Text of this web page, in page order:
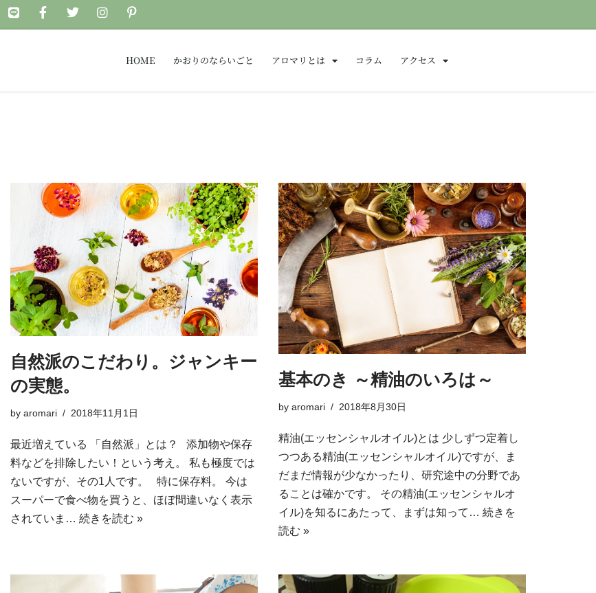
HOME かおりのならいごと アロマリとは コラム アクセス
自然派のこだわり。ジャンキー
の実態。
by aromari 2018年11月1日
最近増えている 「自然派」とは？ 添加物や保存
料などを排除したい！という考え。 私も極度では
ないですが、その1人です。 特に保存料。 今は
スーパーで食べ物を買うと、ほぼ間違いなく表示
されていま… 続きを読む »
基本のき ～精油のいろは～
by aromari 2018年8月30日
精油(エッセンシャルオイル)とは 少しずつ定着し
つつある精油(エッセンシャルオイル)ですが、ま
だまだ情報が少なかったり、研究途中の分野であ
ることは確かです。 その精油(エッセンシャルオ
イル)を知るにあたって、まずは知って… 続きを
読む »